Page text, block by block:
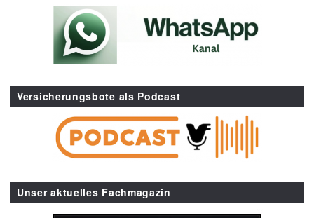
Versicherungsbote als Podcast
Unser aktuelles Fachmagazin